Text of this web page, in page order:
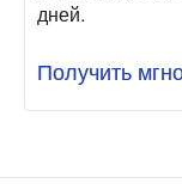
дней.
Получить